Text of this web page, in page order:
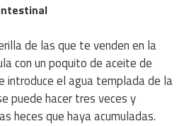
de las que te venden en la
con un poquito de aceite de
introduce el agua templada de la
puede hacer tres veces y
heces que haya acumuladas.